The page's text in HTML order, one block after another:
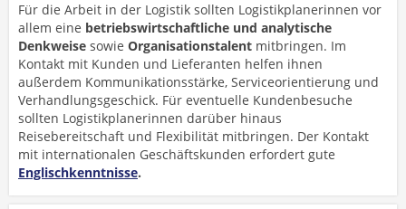
Für die Arbeit in der Logistik sollten Logistikplanerinnen vor
allem eine betriebswirtschaftliche und analytische
Denkweise sowie Organisationstalent mitbringen. Im
Kontakt mit Kunden und Lieferanten helfen ihnen
außerdem Kommunikationsstärke, Serviceorientierung und
Verhandlungsgeschick. Für eventuelle Kundenbesuche
sollten Logistikplanerinnen darüber hinaus
Reisebereitschaft und Flexibilität mitbringen. Der Kontakt
mit internationalen Geschäftskunden erfordert gute
Englischkenntnisse.